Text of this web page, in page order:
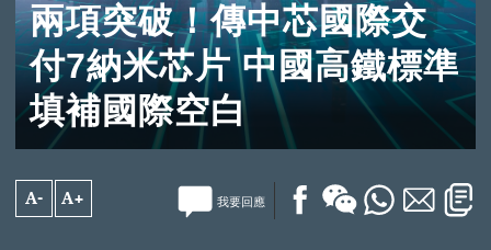
兩項突破！傳中芯國際交
付7納米芯片 中國高鐵標準
填補國際空白
A- A+ 我要回應